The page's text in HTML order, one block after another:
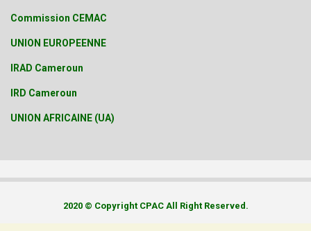
Commission CEMAC
UNION EUROPEENNE
IRAD Cameroun
IRD Cameroun
UNION AFRICAINE (UA)
2020 © Copyright CPAC All Right Reserved.